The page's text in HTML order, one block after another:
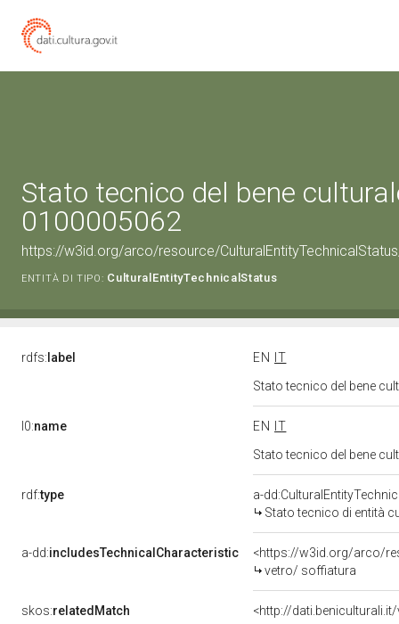
Stato tecnico del bene
0100005062
https://w3id.org/arco/resource/
ENTITÀ DI TIPO: CulturalEntityTechnicalStatus
rdfs: label EN
IT
Stato tecnico del bene
l0:name EN
IT
Stato tecnico del bene
rdf:type
a-
Stato tecnico di entità
a-dd:includesTechnicalCharacteristic
<https://w3id.org/arco/
vetro/ soffiatura
skos:relatedMatch <http://